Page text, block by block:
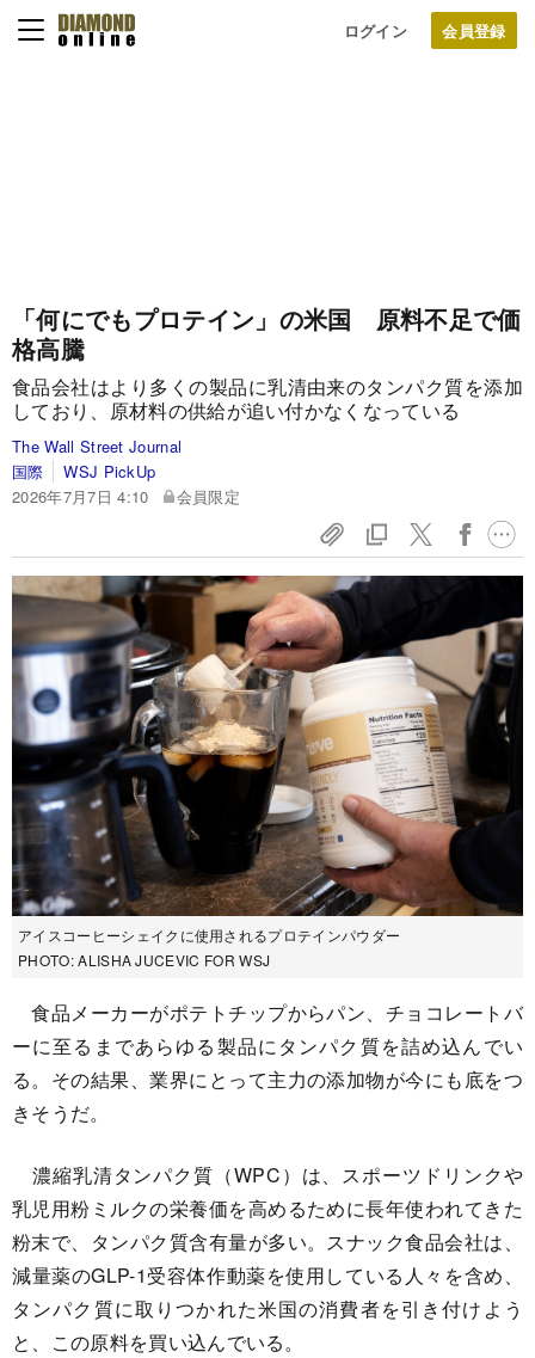
ログイン
「何にでもプロテイン」の米国 原料不足で価
格高騰
食品会社はより多くの製品に乳清由来のタンパク質を添加
しており、原材料の供給が追い付かなくなっている
The Wall Street Journal
国際
WSJ PickUp
2026年7月7日 4:10
会員限定
アイスコーヒーシェイクに使用されるプロテインパウダー
PHOTO: ALISHA JUCEVIC FOR WSJ
食品メーカーがポテトチップからパン、チョコレートバ
ーに至るまであらゆる製品にタンパク質を詰め込んでい
る。その結果、業界にとって主力の添加物が今にも底をつ
きそうだ。
濃縮乳清タンパク質（WPC）は、スポーツドリンクや
乳児用粉ミルクの栄養価を高めるために長年使われてきた
粉末で、タンパク質含有量が多い。スナック食品会社は、
減量薬のGLP-1受容体作動薬を使用している人々を含め、
タンパク質に取りつかれた米国の消費者を引き付けよう
と、この原料を買い込んでいる。